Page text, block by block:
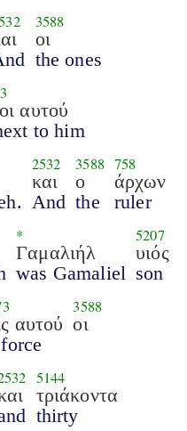
3588
οι
the ones
αυτού
to him
2532
και
And
3588
ο
the
758
άρχων
ruler
*
Γαμαλιήλ
was Gamaliel
5207
υιός
son
αυτού
3588
οι
5144
τριάκοντα
thirty